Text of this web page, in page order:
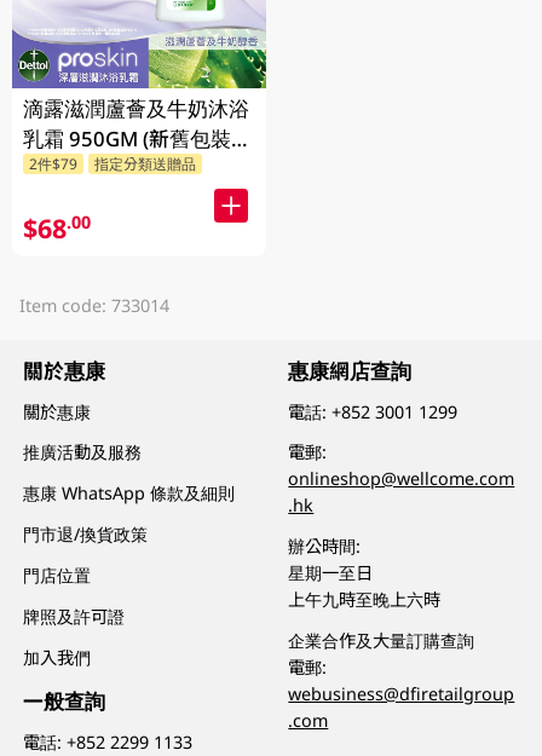
滴露滋潤蘆薈及牛奶沐浴
乳霜 950GM (新舊包裝隨
機發貨)
2件$79 指定分類送贈品
$68.00
Item code: 733014
關於惠康
關於惠康
推廣活動及服務
惠康 WhatsApp 條款及細則
門市退/換貨政策
門店位置
牌照及許可證
加入我們
一般查詢
電話:+852 2299 1133
惠康網店查詢
電話:+852 3001 1299
電郵:
onlineshop@wellcome.com
.hk
辦公時間:
星期一至日
上午九時至晚上六時
企業合作及大量訂購查詢
電郵:
webusiness@dfiretailgroup
.com